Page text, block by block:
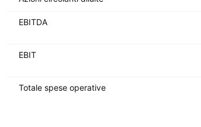
EBITDA
EBIT
Totale spese operative